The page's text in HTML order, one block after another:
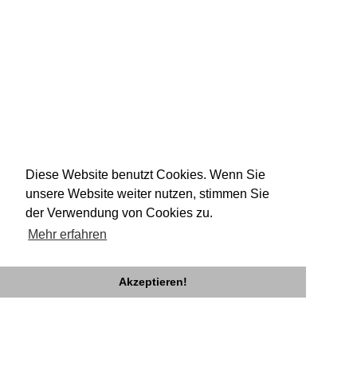
Diese Website benutzt Cookies. Wenn Sie
unsere Website weiter nutzen, stimmen Sie
der Verwendung von Cookies zu.
Mehr erfahren
Akzeptieren!